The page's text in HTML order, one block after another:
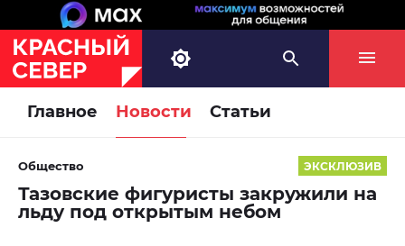
Главное Новости Статьи
Общество ЭКСКЛЮЗИВ
Тазовские фигуристы закружили на
льду под открытым небом